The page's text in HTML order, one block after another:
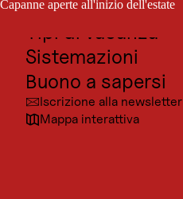
Località
Tipi di vacanza
Sistemazioni
Buono a sapersi
Iscrizione alla newsletter
Mappa interattiva
Capanne aperte all'inizio dell'estate